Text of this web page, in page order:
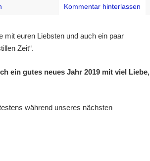
Kommentar hinterlassen
mit euren Liebsten und auch ein paar
Zeit“.
ein gutes neues Jahr 2019 mit viel Liebe,
während unseres nächsten